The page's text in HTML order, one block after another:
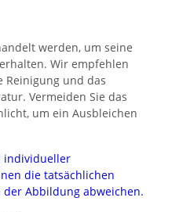
werden, um seine
Wir empfehlen
Reinigung und das
Vermeiden Sie das
um ein Ausbleichen
individueller
die tatsächlichen
der Abbildung abweichen.